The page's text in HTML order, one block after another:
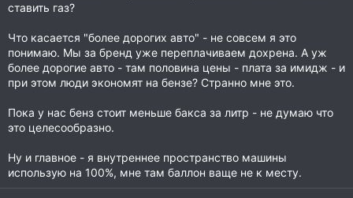
ставить газ?
Что касается "более дорогих авто" - не совсем я это
понимаю. Мы за бренд уже переплачиваем дохрена. А уж
более дорогие авто - там половина цены - плата за имидж - и
при этом люди экономят на бензе? Странно мне это.
Пока у нас бенз стоит меньше бакса за литр - не думаю что
это целесообразно.
Ну и главное - я внутреннее пространство машины
использую на 100%, мне там баллон ваще не к месту.